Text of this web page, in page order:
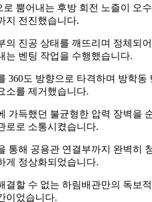
뿜어내는 후방 회전 노즐이 오
지 전진했습니다.
의 진공 상태를 깨뜨리며 정체되어
는 벤팅 작업을 수행했습니다.
360도 방향으로 타격하며 방학동
소를 제거했습니다.
가득했던 불균형한 압력 장벽을
로로 소통시켰습니다.
통해 공용관 연결부까지 완벽히
게 정상화되었습니다.
결할 수 없는 하림배관만의 독보
이었습니다.